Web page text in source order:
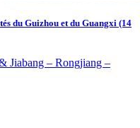
du Guizhou et du Guangxi (14
Jiabang – Rongjiang –